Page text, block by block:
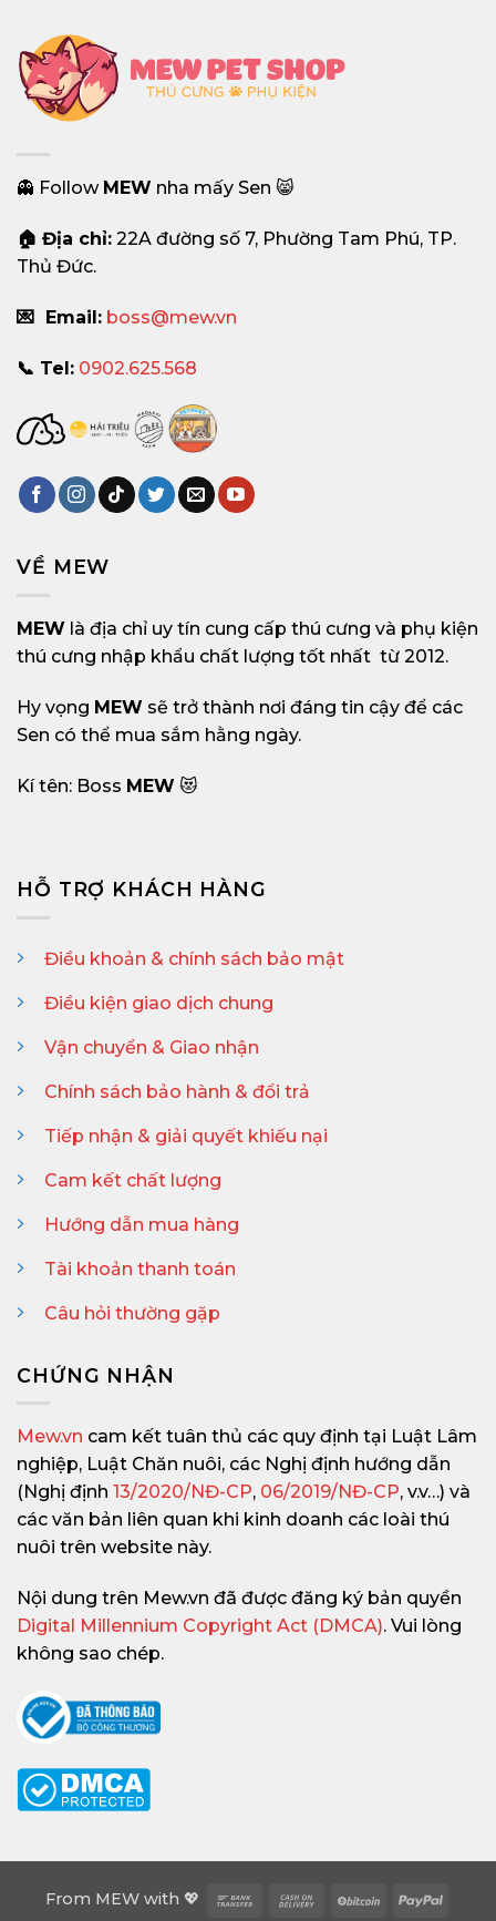
👻 Follow MEW nha mấy Sen 😸
🏠 Địa chỉ: 22A đường số 7, Phường Tam Phú, TP.
Thủ Đức.
💌 Email: boss@mew.vn
📞 Tel: 0902.625.568
VỀ MEW
MEW là địa chỉ uy tín cung cấp thú cưng và phụ kiện
thú cưng nhập khẩu chất lượng tốt nhất từ 2012.
Hy vọng MEW sẽ trở thành nơi đáng tin cậy để các
Sen có thể mua sắm hằng ngày.
Kí tên: Boss MEW 😻
HỖ TRỢ KHÁCH HÀNG
Điều khoản & chính sách bảo mật
Điều kiện giao dịch chung
Vận chuyển & Giao nhận
Chính sách bảo hành & đổi trả
Tiếp nhận & giải quyết khiếu nại
Cam kết chất lượng
Hướng dẫn mua hàng
Tài khoản thanh toán
Câu hỏi thường gặp
CHỨNG NHẬN
Mew.vn cam kết tuân thủ các quy định tại Luật Lâm
nghiệp, Luật Chăn nuôi, các Nghị định hướng dẫn
(Nghị định 13/2020/NĐ-CP, 06/2019/NĐ-CP, v.v…) và
các văn bản liên quan khi kinh doanh các loài thú
nuôi trên website này.
Nội dung trên Mew.vn đã được đăng ký bản quyền
Digital Millennium Copyright Act (DMCA). Vui lòng
không sao chép.
From MEWwith 💖
Bank
Cash
BitCoinPayPal